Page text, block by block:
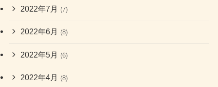
2022年7月 (7)
2022年6月 (8)
2022年5月 (6)
2022年4月 (8)